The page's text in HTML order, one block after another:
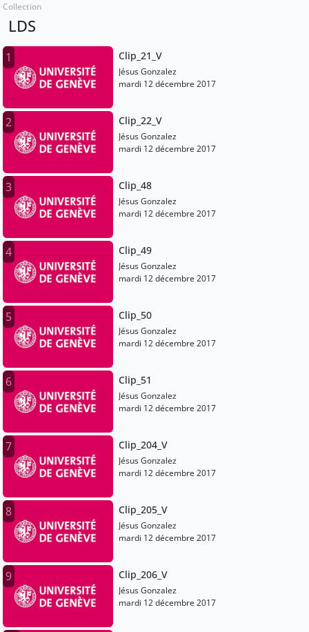
Collection
LDS
1 Clip_21_V
Jésus Gonzalez
mardi 12 décembre 2017
2 Clip_22_V
Jésus Gonzalez
mardi 12 décembre 2017
3 Clip_48
Jésus Gonzalez
mardi 12 décembre 2017
4 Clip_49
Jésus Gonzalez
mardi 12 décembre 2017
5 Clip_50
Jésus Gonzalez
mardi 12 décembre 2017
6 Clip_51
Jésus Gonzalez
mardi 12 décembre 2017
7 Clip_204_V
Jésus Gonzalez
mardi 12 décembre 2017
8 Clip_205_V
Jésus Gonzalez
mardi 12 décembre 2017
9 Clip_206_V
Jésus Gonzalez
mardi 12 décembre 2017